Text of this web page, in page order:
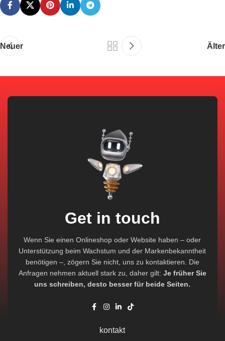
Neuer Älter
Get in touch
Wenn Sie einen Onlineshop oder Website haben – oder
Unterstützung beim Wachstum und der Markenbekanntheit
benötigen –, zögern Sie nicht, uns zu kontaktieren. Die
Anfragen nehmen aktuell stark zu, daher gilt: Je früher Sie
uns schreiben, desto besser für beide Seiten.
kontakt